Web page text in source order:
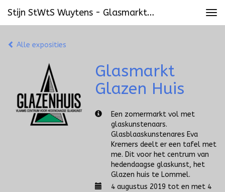
Stijn StWtS Wuytens - Glasmarkt Glazen Huis
Alle exposities
Glasmarkt
Glazen Huis
Een zomermarkt vol met
glaskunstenaars.
Glasblaaskunstenares Eva
Kremers deelt er een tafel met
me. Dit voor het centrum van
hedendaagse glaskunst, het
Glazen huis te Lommel.
4 augustus 2019 tot en met 4